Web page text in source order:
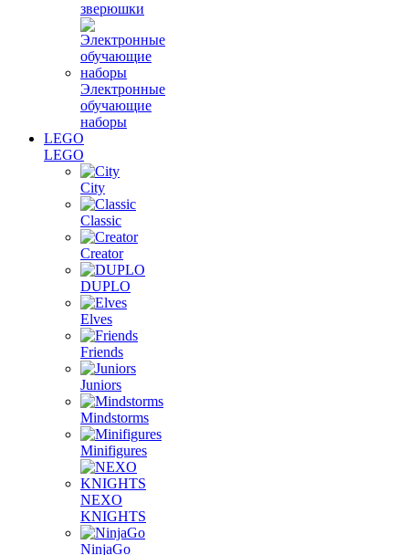
зверюшки
Электронные
обучающие
наборы
LEGO
LEGO
City
Classic
Creator
DUPLO
Elves
Friends
Juniors
Mindstorms
Minifigures
NEXO
KNIGHTS
NinjaGo